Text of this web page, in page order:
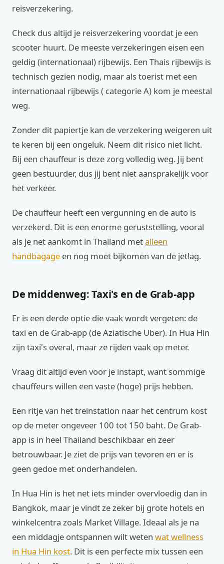
reisverzekering.
Check dus altijd je reisverzekering voordat je een
scooter huurt. De meeste verzekeringen eisen een
geldig (internationaal) rijbewijs. Een Thais rijbewijs is
technisch gezien nodig, maar als toerist met een
internationaal rijbewijs ( categorie A) kom je meestal
weg.
Zonder dit papiertje kan de verzekering weigeren uit
te keren bij een ongeluk. Neem dit risico niet licht.
Bij een chauffeur is deze zorg volledig weg. Jij bent
geen bestuurder, dus jij bent niet aansprakelijk voor
het verkeer.
De chauffeur heeft een vergunning en de auto is
verzekerd. Dit is een enorme geruststelling, vooral
als je net aankomt in Thailand metalleen
handbagage en nog moet bijkomen van de jetlag.
De middenweg: Taxi's en de Grab-app
Er is een derde optie die vaak wordt vergeten: de
taxi en de Grab-app (de Aziatische Uber). In Hua Hin
zijn taxi's overal, maar ze rijden vaak op meter.
Vraag dit altijd even voor je instapt, want sommige
chauffeurs willen een vaste (hoge) prijs hebben.
Een ritje van het treinstation naar het centrum kost
op de meter ongeveer 100 tot 150 baht. De Grab-
app is in heel Thailand beschikbaar en zeer
betrouwbaar. Je ziet de prijs van tevoren en er is
geen gedoe met onderhandelen.
In Hua Hin is het net iets minder overvloedig dan in
Bangkok, maar je vindt ze zeker bij grote hotels en
winkelcentra zoals Market Village. Ideaal als je na
een middagje ontspannen wilt weten wat wellness
in Hua Hin kost. Dit is een perfecte mix tussen een